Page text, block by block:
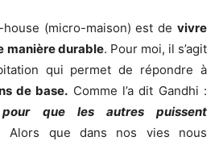
house (micro-maison) est de vivre
manière durable. Pour moi, il s’agit
qui permet de répondre à
de base. Comme l’a dit Gandhi :
que les autres puissent
Alors que dans nos vies nous